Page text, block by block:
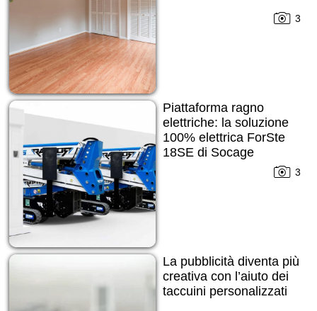
3
Piattaforma ragno
elettriche: la soluzione
100% elettrica ForSte
18SE di Socage
3
La pubblicità diventa più
creativa con l’aiuto dei
taccuini personalizzati